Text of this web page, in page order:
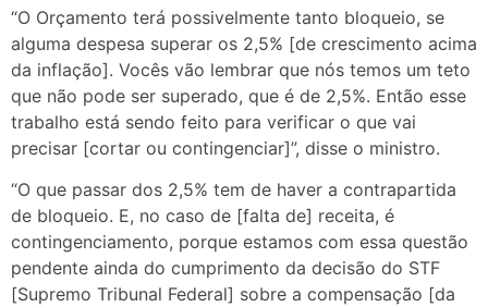
“O Orçamento terá possivelmente tanto bloqueio, se
alguma despesa superar os 2,5% [de crescimento acima
da inflação]. Vocês vão lembrar que nós temos um teto
que não pode ser superado, que é de 2,5%. Então esse
trabalho está sendo feito para verificar o que vai
precisar [cortar ou contingenciar]”, disse o ministro.
“O que passar dos 2,5% tem de haver a contrapartida
de bloqueio. E, no caso de [falta de] receita, é
contingenciamento, porque estamos com essa questão
pendente ainda do cumprimento da decisão do STF
[Supremo Tribunal Federal] sobre a compensação [da